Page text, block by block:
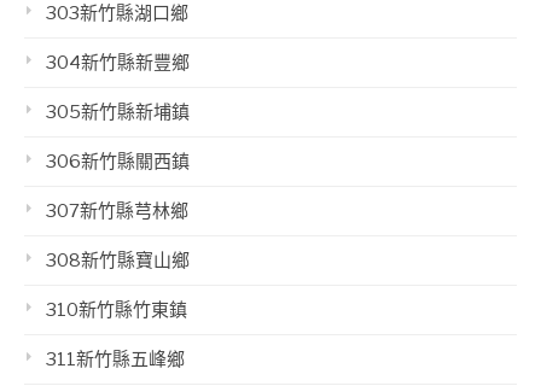
303新竹縣湖口鄉
304新竹縣新豐鄉
305新竹縣新埔鎮
306新竹縣關西鎮
307新竹縣芎林鄉
308新竹縣寶山鄉
310新竹縣竹東鎮
311新竹縣五峰鄉